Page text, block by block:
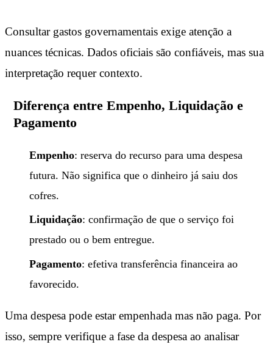
Consultar gastos governamentais exige atenção a
nuances técnicas. Dados oficiais são confiáveis, mas sua
interpretação requer contexto.
Diferença entre Empenho, Liquidação e
Pagamento
Empenho: reserva do recurso para uma despesa
futura. Não significa que o dinheiro já saiu dos
cofres.
Liquidação: confirmação de que o serviço foi
prestado ou o bem entregue.
Pagamento: efetiva transferência financeira ao
favorecido.
Uma despesa pode estar empenhada mas não paga. Por
isso, sempre verifique a fase da despesa ao analisar